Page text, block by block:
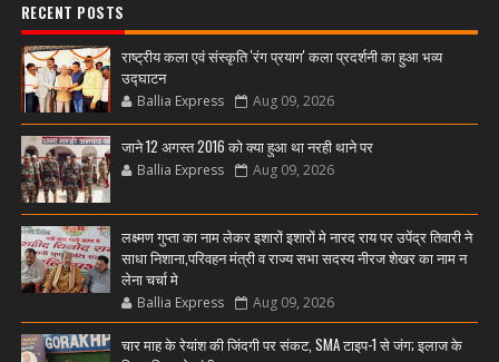
RECENT POSTS
राष्ट्रीय कला एवं संस्कृति 'रंग प्रयाग' कला प्रदर्शनी का हुआ भव्य
उद्घाटन
Ballia Express Aug 09, 2026
जाने 12 अगस्त 2016 को क्या हुआ था नरही थाने पर
Ballia Express Aug 09, 2026
लक्ष्मण गुप्ता का नाम लेकर इशारों इशारों मे नारद राय पर उपेंद्र तिवारी ने
साधा निशाना,परिवहन मंत्री व राज्य सभा सदस्य नीरज शेखर का नाम न
लेना चर्चा मे
Ballia Express Aug 09, 2026
चार माह के रेयांश की जिंदगी पर संकट, SMA टाइप-1 से जंग; इलाज के